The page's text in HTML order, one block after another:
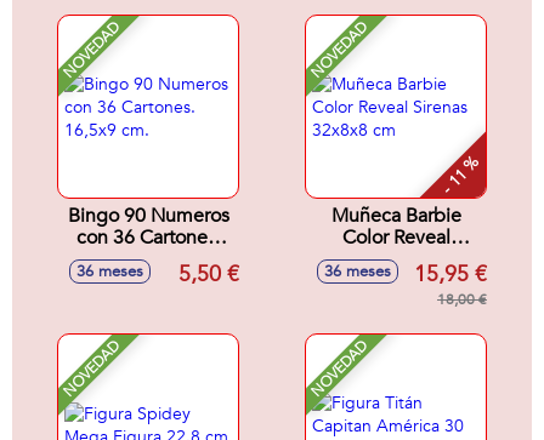
NOVEDAD
Bingo 90 Numeros
con 36 Cartones.
16,5x9 cm.
36 meses 5,50 €
NOVEDAD
- 11 %
Muñeca Barbie
Color Reveal
Sirenas 32x8x8 cm
36 meses 15,95 €
18,00 €
NOVEDAD NOVEDAD